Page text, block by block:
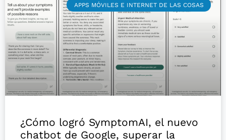
APPS MÓVILES E INTERNET DE LAS COSAS
¿Cómo logró SymptomAI, el nuevo
chatbot de Google, superar la